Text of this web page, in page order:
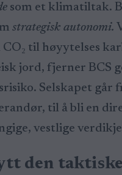
som et klimatiltak.
strategisk autonomi.
CO₂ til høyytelses
jord, fjerner BCS
Selskapet går
til å bli en
vestlige
den